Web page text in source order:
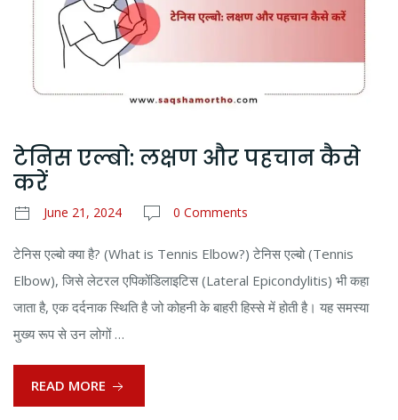
टेनिस एल्बो: लक्षण और पहचान कैसे
करें
June 21, 2024 0 Comments
टेनिस एल्बो क्या है? (What is Tennis Elbow?) टेनिस एल्बो (Tennis
Elbow), जिसे लेटरल एपिकोंडिलाइटिस (Lateral Epicondylitis) भी कहा
जाता है, एक दर्दनाक स्थिति है जो कोहनी के बाहरी हिस्से में होती है। यह समस्या
मुख्य रूप से उन लोगों …
READ MORE